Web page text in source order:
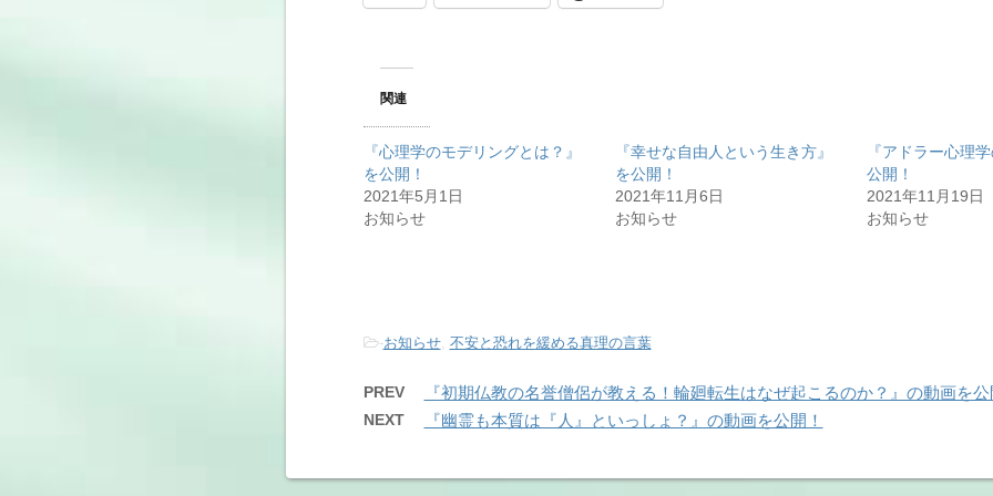
関連
『心理学のモデリングとは？』
を公開！
2021年5月1日
お知らせ
『幸せな自由人という生き方』
を公開！
2021年11月6日
お知らせ
『アドラー心理
公開！
2021年11月19日
お知らせ
-お知らせ, 不安と恐れを緩める真理の言葉
PREV 『初期仏教の名誉僧侶が教える！輪廻転生はなぜ起こるのか？』の動画を
NEXT 『幽霊も本質は『人』といっしょ？』の動画を公開！